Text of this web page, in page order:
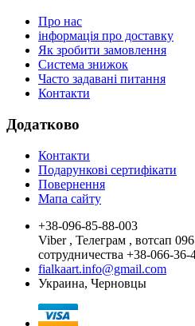
Про нас
інформація про доставку
Як зробити замовлення
Система знижок
Часто задавані питання
Контакти
Додатково
Контакти
Подарункові сертифікати
Повернення
Мапа сайту
+38-096-85-88-003
Viber , Телеграм , вотсап
сотрудничества +38-066-36-
fialkaart.info@gmail.com
Украина, Черновцы